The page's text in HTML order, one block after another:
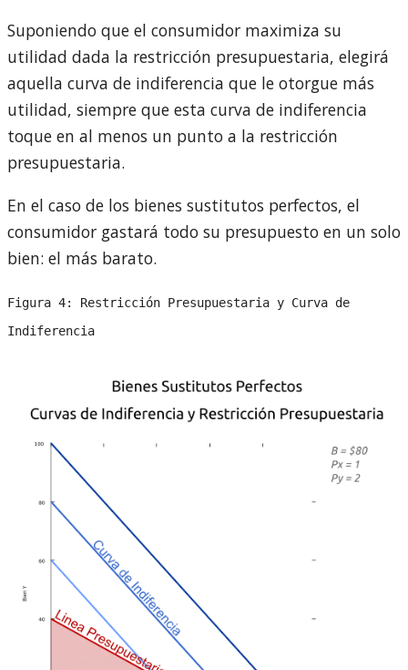
Suponiendo que el consumidor maximiza su
utilidad dada la restricción presupuestaria, elegirá
aquella curva de indiferencia que le otorgue más
utilidad, siempre que esta curva de indiferencia
toque en al menos un punto a la restricción
presupuestaria.
En el caso de los bienes sustitutos perfectos, el
consumidor gastará todo su presupuesto en un solo
bien: el más barato.
Figura 4: Restricción Presupuestaria y Curva de
Indiferencia